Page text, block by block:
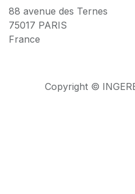
88 avenue des Ternes
75017 PARIS
France
Copyright ©